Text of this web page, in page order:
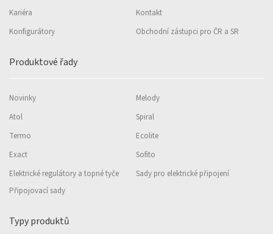
Kariéra
Kontakt
Konfigurátory
Obchodní zástupci pro ČR a SR
Produktové řady
Novinky
Melody
Atol
Spiral
Termo
Ecolite
Exact
Sofito
Elektrické regulátory a topné tyče
Sady pro elektrické připojení
Připojovací sady
Typy produktů